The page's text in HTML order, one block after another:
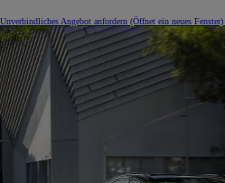
Unverbindliches Angebot anfordern (Öffnet ein neues Fenster)